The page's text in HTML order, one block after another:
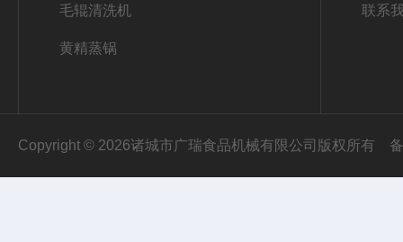
毛辊清洗机
黄精蒸锅
联系
Copyright © 2026诸城市广瑞食品机械有限公司版权所有